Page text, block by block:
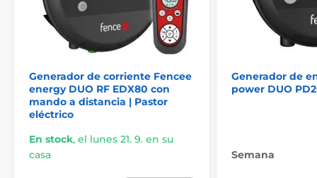
Generador de corriente Fencee
energy DUO RF EDX80 con
mando a distancia | Pastor
eléctrico
En stock, el lunes 21. 9. en su
casa
Generador de
power DUO
Semana